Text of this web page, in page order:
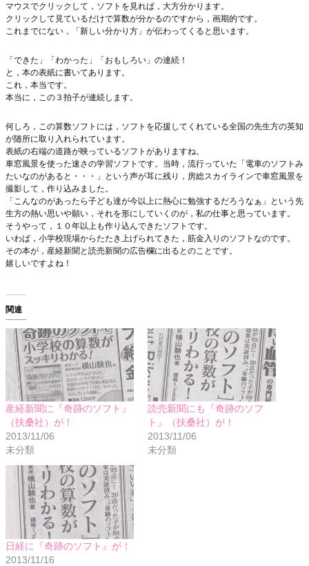
マウスでクリックして，ソフトを見れば，大方分かります。
クリックして見ているだけで算数が分かるのですから，画期的です。
これまでにない，「新しい分かり方」が伝わってくると思います。
「できた」「わかった」「おもしろい」の連続！
と，本の表紙に書いてあります。
これ，本当です。
本当に，この３拍子が連続します。
何しろ，この算数ソフトには，ソフトを応援してくれている全国の先生方の英知
が随所に取り入れられています。
表紙の右端の道路が映っているソフトがありますね。
車窓風景を使った速さの学習ソフトです。当時，流行っていた「電車のソフトみ
たいなのがあると・・・」という声が耳に残り，房総スカイラインで車窓風景を
撮影して，作り込みました。
「こんなのがあったら子ども達が今以上に熱心に勉強するだろうなぁ」という先
生方の熱い思いや願い，それを形にしていくのが，私の仕事と思っています。
そうやって，１０年以上も作り込んできたソフトです。
いわば，小学校現場からたたき上げられてきた，筋金入りのソフトなのです。
その本が，産経新聞と読売新聞の広告欄に出るとのことです。
嬉しいですよね！
関連
産経新聞に『奇跡のソフト』
（扶桑社）が！
2013/11/06
未分類
読売新聞にも『奇跡のソフ
ト』（扶桑社）が！
2013/11/06
未分類
日経に『奇跡のソフト』が！
2013/11/16